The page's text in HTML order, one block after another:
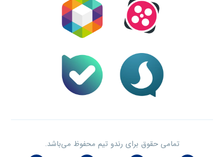
تمامی حقوق برای رندو تیم محفوظ می‌باشد.